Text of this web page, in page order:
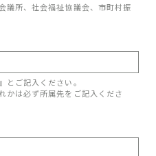
議所、社会福祉協議会、市町村振
ご記入ください。
かは必ず所属先をご記入くださ